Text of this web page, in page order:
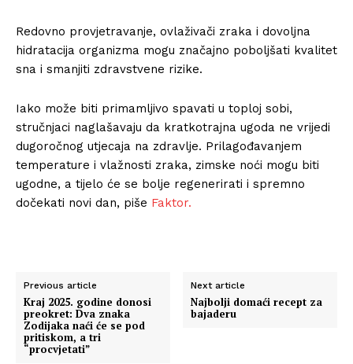
Redovno provjetravanje, ovlaživači zraka i dovoljna
hidratacija organizma mogu značajno poboljšati kvalitet
sna i smanjiti zdravstvene rizike.
Iako može biti primamljivo spavati u toploj sobi,
stručnjaci naglašavaju da kratkotrajna ugoda ne vrijedi
dugoročnog utjecaja na zdravlje. Prilagođavanjem
temperature i vlažnosti zraka, zimske noći mogu biti
ugodne, a tijelo će se bolje regenerirati i spremno
dočekati novi dan, piše Faktor.
Previous article
Kraj 2025. godine donosi
preokret: Dva znaka
Zodijaka naći će se pod
pritiskom, a tri
“procvjetati”
Next article
Najbolji domaći recept za
bajaderu